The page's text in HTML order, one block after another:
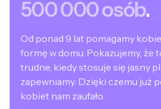
500 000 osób.
Od ponad 9 lat pomagamy
formę w domu. Pokazujemy, że
trudne, kiedy stosuje się jasny
zapewniamy. Dzięki czemu już
kobiet nam zaufało.